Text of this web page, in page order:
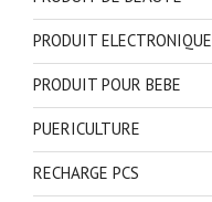
PRODUIT ELECTRONIQUE
PRODUIT POUR BEBE
PUERICULTURE
RECHARGE PCS